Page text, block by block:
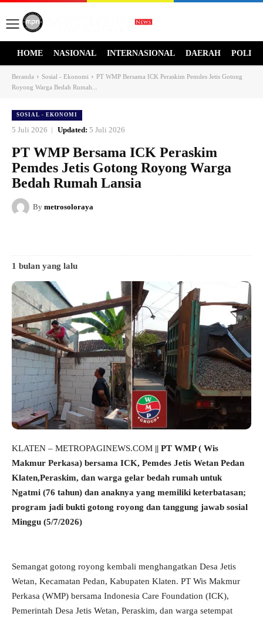
HOME NASIONAL INTERNASIONAL DAERAH
Beranda Sosial - Ekonomi
PT WMP Bersama ICK Peraskim Pemdes Jetis Gotong
Royong Warga Bedah Rumah...
SOSIAL - EKONOMI
5 Juli 2026 Updated: 5 Juli 2026
PT WMP Bersama ICK Peraskim
Pemdes Jetis Gotong Royong Warga
Bedah Rumah Lansia
By metrosoloraya
1 bulan yang lalu
KLATEN – METROPAGINEWS.COM || PT WMP ( Wis
Makmur Perkasa) bersama ICK, Pemdes Jetis Wetan Pedan
Klaten,Peraskim, dan warga gelar bedah rumah untuk
Ngatmi (76 tahun) dan anaknya yang memiliki keterbatasan;
program jadi bukti gotong royong dan tanggung jawab sosial
Minggu (5/7/2026)
Semangat gotong royong kembali menghangatkan Desa Jetis
Wetan, Kecamatan Pedan, Kabupaten Klaten. PT Wis Makmur
Perkasa (WMP) bersama Indonesia Care Foundation (ICK),
Pemerintah Desa Jetis Wetan, Peraskim, dan warga setempat